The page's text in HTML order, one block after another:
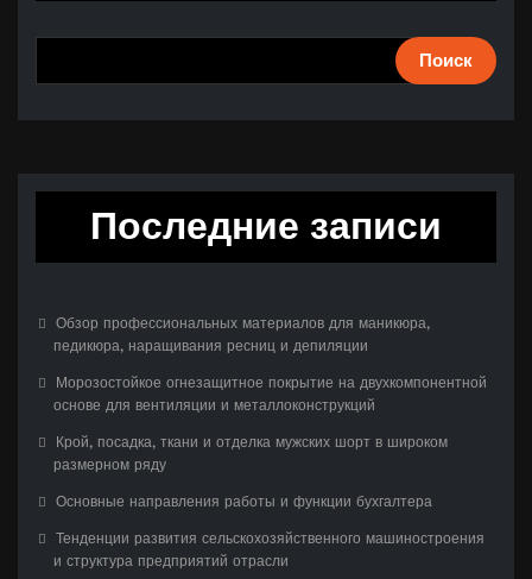
Поиск
Последние записи
Обзор профессиональных материалов для маникюра,
педикюра, наращивания ресниц и депиляции
Морозостойкое огнезащитное покрытие на двухкомпонентной
основе для вентиляции и металлоконструкций
Крой, посадка, ткани и отделка мужских шорт в широком
размерном ряду
Основные направления работы и функции бухгалтера
Тенденции развития сельскохозяйственного машиностроения
и структура предприятий отрасли